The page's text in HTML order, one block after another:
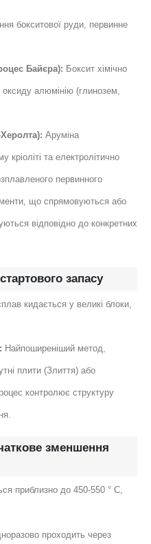
бокситової руди, первинне
Байєра): Боксит хімічно
алюмінію (глинозем,
Аруміна
кріоліті та електролітично
первинного
що спрямовуються або
відповідно до конкретних
запасу
кидається у великі блоки,
Найпоширеніший метод,
плити (Злиття) або
контролює структуру
зменшення
приблизно до 450-550 ° C,
проходить через